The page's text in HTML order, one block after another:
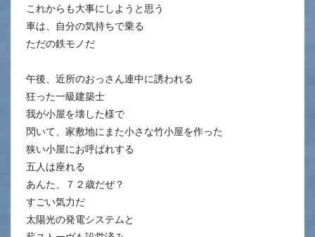
これからも大事にしようと思う
車は、自分の気持ちで乗る
ただの鉄モノだ
午後、近所のおっさん連中に誘われる
狂った一級建築士
我が小屋を壊した様で
閃いて、家敷地にまた小さな竹小屋を作った
狭い小屋にお呼ばれする
五人は座れる
あんた、７２歳だぜ？
すごい気力だ
太陽光の発電システムと